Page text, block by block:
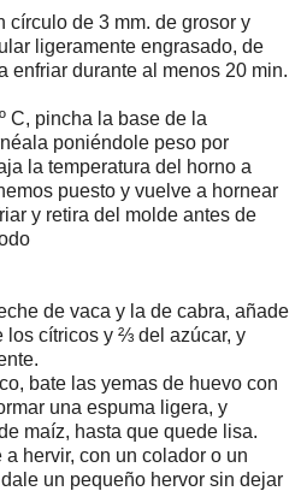
círculo de 3 mm. de grosor y
ligeramente engrasado, de
enfriar durante al menos 20 min.
C, pincha la base de la
poniéndole peso por
la temperatura del horno a
puesto y vuelve a hornear
y retira del molde antes de
de vaca y la de cabra, añade
los cítricos y ⅔ del azúcar, y
bate las yemas de huevo con
una espuma ligera, y
maíz, hasta que quede lisa.
hervir, con un colador o un
un pequeño hervor sin dejar